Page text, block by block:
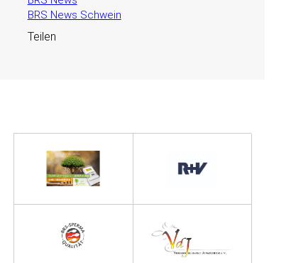
BRS News Schwein
Teilen